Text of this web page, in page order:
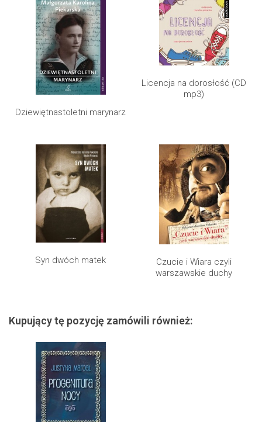
Dziewiętnastoletni marynarz
Licencja na dorosłość (CD
mp3)
Syn dwóch matek
Czucie i Wiara czyli
warszawskie duchy
Kupujący tę pozycję zamówili również: